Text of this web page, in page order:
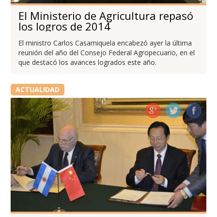
El Ministerio de Agricultura repasó
los logros de 2014
El ministro Carlos Casamiquela encabezó ayer la última
reunión del año del Consejo Federal Agropecuario, en el
que destacó los avances logrados este año.
ACTUALIDAD